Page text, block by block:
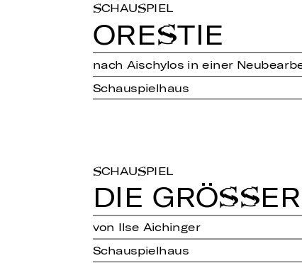
SCHAUSPIEL
ORES­TIE
nach Aischylos in einer
Schauspielhaus
SCHAUSPIEL
DIE
von Ilse Aichinger
Schauspielhaus